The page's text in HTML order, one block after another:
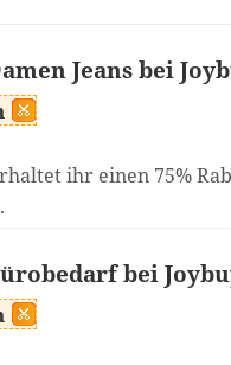
Jeans bei
ihr einen 75%
bei